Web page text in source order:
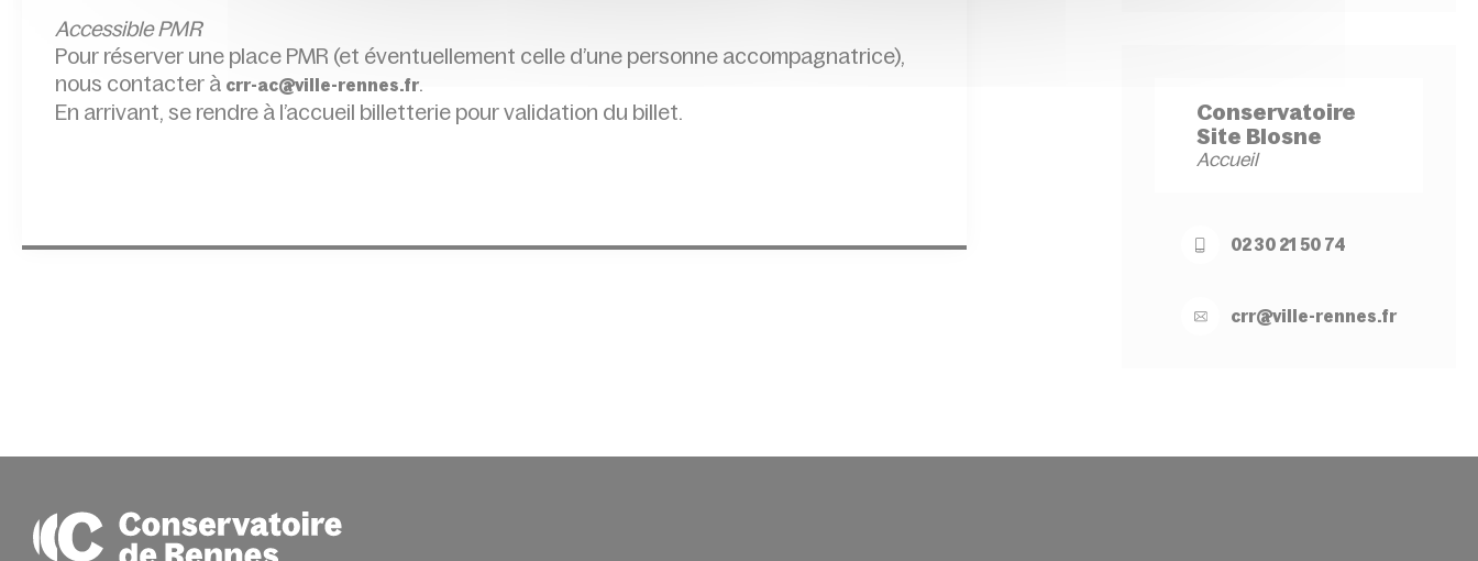
Accessible PMR
Pour réserver une place PMR (et éventuellement celle d’une personne accompagnatrice),
nous contacter à crr-ac@ville-rennes.fr.
En arrivant, se rendre à l’accueil billetterie pour validation du billet.
Conservatoire
Site Blosne
Accueil
02 30 21 50 74
crr@ville-rennes.fr